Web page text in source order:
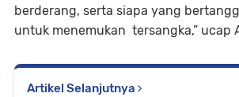
berderang, serta siapa yang
untuk menemukan tersangka,” ucap
Artikel Selanjutnya